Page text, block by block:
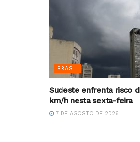
BRASIL
Sudeste enfrenta risco
km/h nesta sexta-feira
7 DE AGOSTO DE 2026